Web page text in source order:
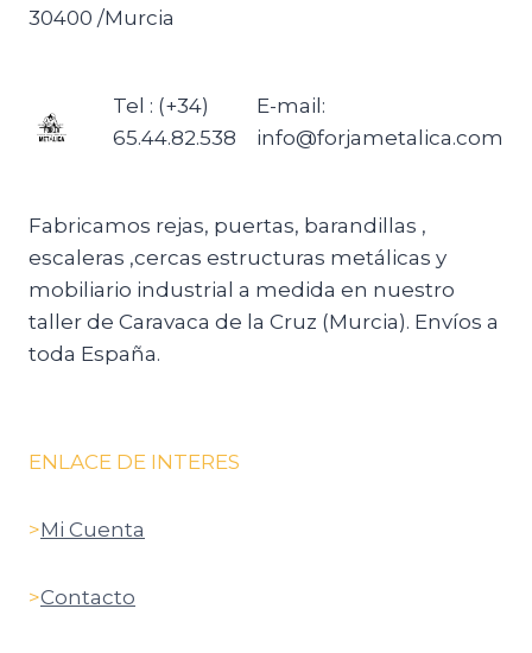
30400 /Murcia
Tel : (+34)
65.44.82.538
E-mail:
info@forjametalica.com
Fabricamos rejas, puertas, barandillas ,
escaleras ,cercas estructuras metálicas y
mobiliario industrial a medida en nuestro
taller de Caravaca de la Cruz (Murcia). Envíos a
toda España.
ENLACE DE INTERES
>Mi Cuenta
>Contacto